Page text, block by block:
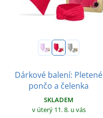
Dárkové balení: Pletené
pončo a čelenka
SKLADEM
v úterý 11. 8. u vás